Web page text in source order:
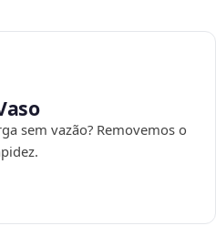
sem vazão? Removemos o